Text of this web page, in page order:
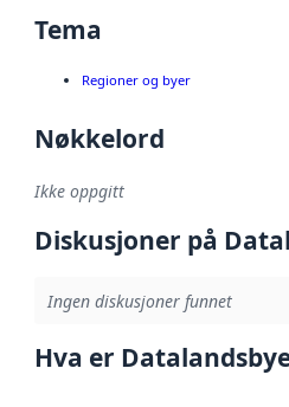
Tema
Regioner og byer
Nøkkelord
Ikke oppgitt
Diskusjoner på
Ingen diskusjoner funnet
Hva er